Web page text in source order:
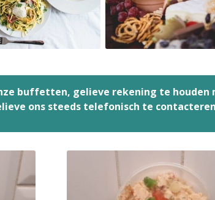
buffetten, gelieve rekening te
ons steeds telefonisch te